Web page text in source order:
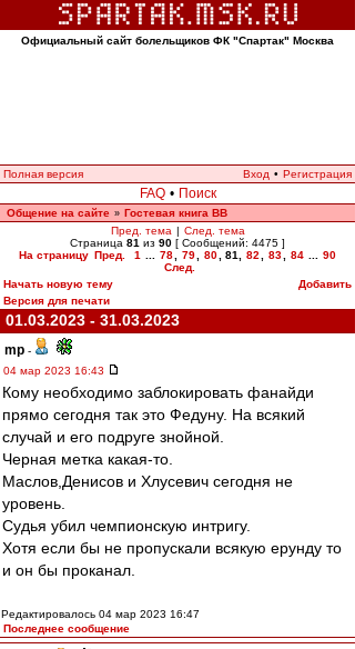
Официальный сайт болельщиков ФК "Спартак" Москва
Полная версия Вход • Регистрация
FAQ • Поиск
Общение на сайте » Гостевая книга ВВ
Пред. тема | След. тема
Страница 81 из 90 [ Сообщений: 4475 ]
На страницу Пред. 1 78 79 80 81 82 83 84
90
След.
Начать новую тему
Добавить
Версия для печати
01.03.2023 - 31.03.2023
mp -
04 мар 2023 16:43
Кому необходимо заблокировать фанайди
прямо сегодня так это Федуну. На всякий
случай и его подруге знойной.
Черная метка какая-то.
Маслов,Денисов и Хлусевич сегодня не
уровень.
Судья убил чемпионскую интригу.
Хотя если бы не пропускали всякую ерунду то
и он бы проканал.
Редактировалось 04 мар 2023 16:47
Последнее сообщение